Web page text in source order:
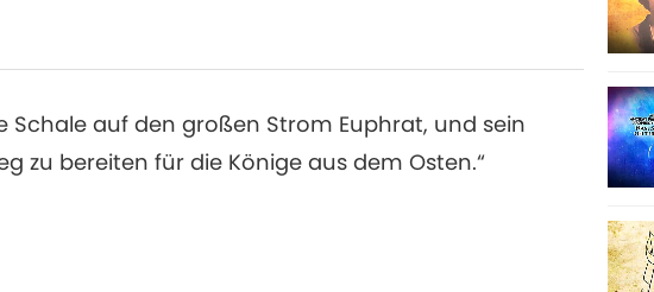
Schale auf den großen Strom Euphrat, und sein
zu bereiten für die Könige aus dem Osten.“
20